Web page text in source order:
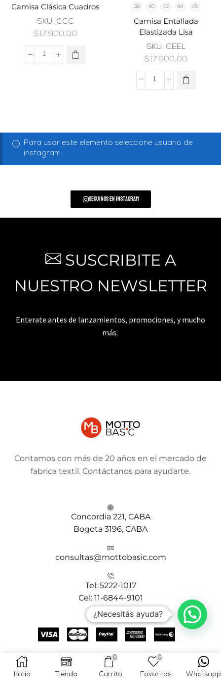
Camisa Clásica Cuadros
SKU: CCC
$17.900,00
38 40 42 44 46
Camisa Entallada
Elastizada Lisa
SKU: CEEL
$17.900,00
Para usar este elemento seleccione usuario de
instagram
Seguinos en Instagram
SUSCRIBITE A
NUESTRO NEWSLETTER
Enterate antes de lanzamientos, promociones, y mucho
más.
Contamos con más de 20 años en el mercado de
fabrica textil. Contáctanos para ayudarte.
Concordia 221, CABA
Bogota 3196, CABA
consultas@mottobasic.com
Tel: 5222-1017
Cel: 11-6844-9101
Copyright © 2025 MOTTO BASIC- Creado por Teems Agency
Inicio Tienda
0
Carrito
0
Favoritos Whatsapp
¿Necesitás ayuda?